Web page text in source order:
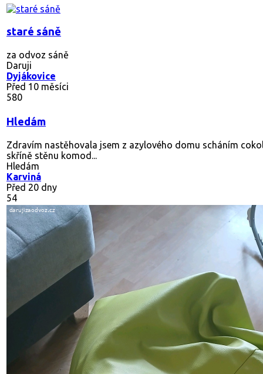
staré sáně
za odvoz sáně
Daruji
Dyjákovice
Před 10 měsíci
580
Hledám
Zdravím nastěhovala jsem z azylového domu scháním
skříně stěnu komod...
Hledám
Karviná
Před 20 dny
54